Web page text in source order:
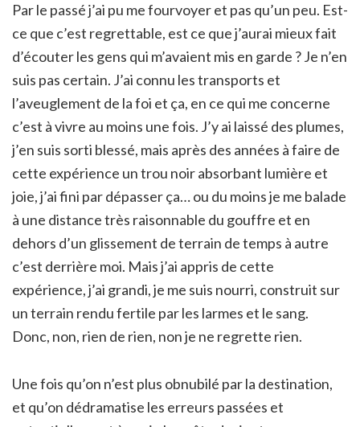
Par le passé j’ai pu me fourvoyer et pas qu’un peu. Est-
ce que c’est regrettable, est ce que j’aurai mieux fait
d’écouter les gens qui m’avaient mis en garde ? Je n’en
suis pas certain. J’ai connu les transports et
l’aveuglement de la foi et ça, en ce qui me concerne
c’est à vivre au moins une fois. J’y ai laissé des plumes,
j’en suis sorti blessé, mais après des années à faire de
cette expérience un trou noir absorbant lumière et
joie, j’ai fini par dépasser ça… ou du moins je me balade
à une distance très raisonnable du gouffre et en
dehors d’un glissement de terrain de temps à autre
c’est derrière moi. Mais j’ai appris de cette
expérience, j’ai grandi, je me suis nourri, construit sur
un terrain rendu fertile par les larmes et le sang.
Donc, non, rien de rien, non je ne regrette rien.
Une fois qu’on n’est plus obnubilé par la destination,
et qu’on dédramatise les erreurs passées et